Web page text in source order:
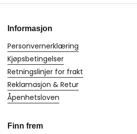
Informasjon
Personvernerklæring
Kjøpsbetingelser
Retningslinjer for frakt
Reklamasjon & Retur
Åpenhetsloven
Finn frem